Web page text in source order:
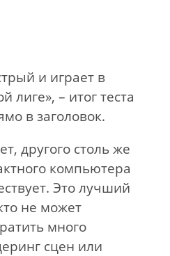
и играет в
лиге», – итог теста
в заголовок.
другого столь же
компьютера
Это лучший
не может
много
сцен или